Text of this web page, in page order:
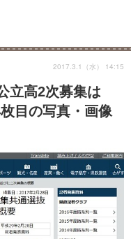
立高2次募集は
目の写真・画像
2017.3.1（水） 14:15